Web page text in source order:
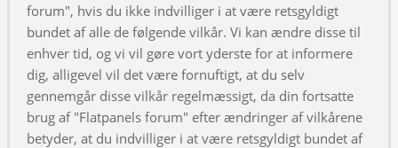
forum", hvis du ikke indvilliger i at være retsgyldigt
bundet af alle de følgende vilkår. Vi kan ændre disse til
enhver tid, og vi vil gøre vort yderste for at informere
dig, alligevel vil det være fornuftigt, at du selv
gennemgår disse vilkår regelmæssigt, da din fortsatte
brug af "Flatpanels forum" efter ændringer af vilkårene
betyder, at du indvilliger i at være retsgyldigt bundet af